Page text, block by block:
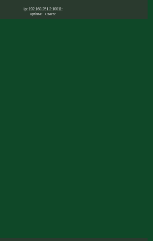
ip: 192.168.251.2:10011:
uptime:
users: